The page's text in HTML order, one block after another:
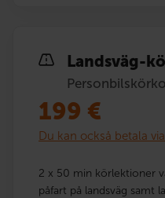
Landsväg-
199 €
Du kan också betala
2 x 50 min körlektioner
påfart på landsväg samt